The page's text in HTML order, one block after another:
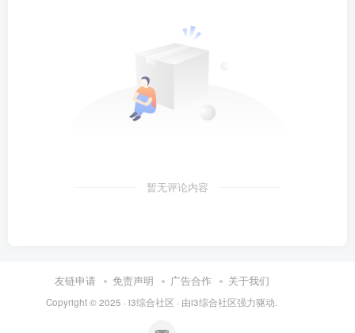
暂无评论内容
友链申请 免责声明 广告合作 关于我们
Copyright © 2025 · i3综合社区 · 由i3综合社区强力驱动.